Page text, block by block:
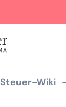
Steuer-Wiki